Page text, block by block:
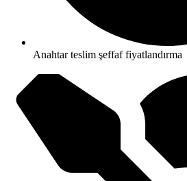
Anahtar teslim şeffaf fiyatlandırma